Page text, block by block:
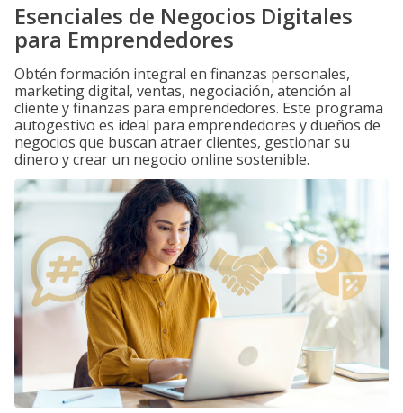
Esenciales de Negocios Digitales
para Emprendedores
Obtén formación integral en finanzas personales,
marketing digital, ventas, negociación, atención al
cliente y finanzas para emprendedores. Este programa
autogestivo es ideal para emprendedores y dueños de
negocios que buscan atraer clientes, gestionar su
dinero y crear un negocio online sostenible.